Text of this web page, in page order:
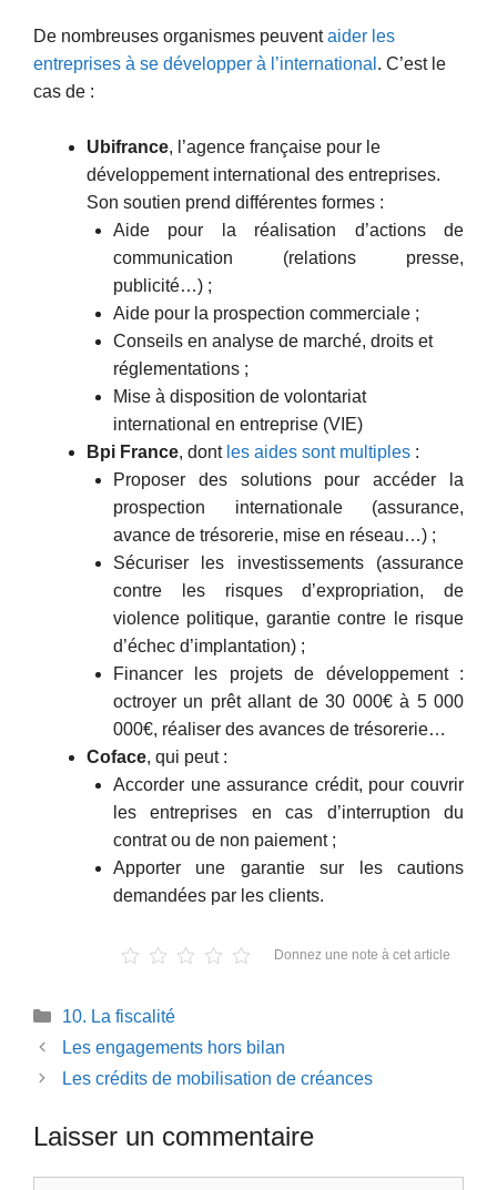
De nombreuses organismes peuventaider les
entreprises à se développer à l’international . C’est le
cas de :
Ubifrance, l’agence française pour le
développement international des entreprises.
Son soutien prend différentes formes :
Aide pour la réalisation d’actions de
communication (relations presse,
publicité…) ;
Aide pour la prospection commerciale ;
Conseils en analyse de marché, droits et
réglementations ;
Mise à disposition de volontariat
international en entreprise (VIE)
Bpi France, dont les aides sont multiples :
Proposer des solutions pour accéder la
prospection internationale (assurance,
avance de trésorerie, mise en réseau…) ;
Sécuriser les investissements (assurance
contre les risques d’expropriation, de
violence politique, garantie contre le risque
d’échec d’implantation) ;
Financer les projets de développement :
octroyer un prêt allant de 30 000€ à 5 000
000€, réaliser des avances de trésorerie…
Coface, qui peut :
Accorder une assurance crédit, pour couvrir
les entreprises en cas d’interruption du
contrat ou de non paiement ;
Apporter une garantie sur les cautions
demandées par les clients.
Donnez une note à cet article
Catégories
10. La fiscalité
Les engagements hors bilan
Les crédits de mobilisation de créances
Laisser un commentaire